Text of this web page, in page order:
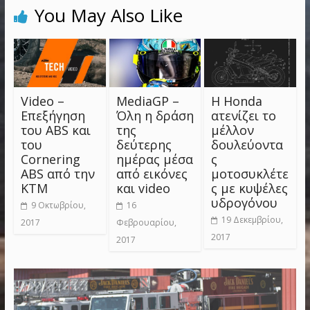
You May Also Like
Video –
Επεξήγηση
του ABS και
του
Cornering
ABS από την
KTM
9 Οκτωβρίου,
2017
MediaGP –
Όλη η δράση
της
δεύτερης
ημέρας μέσα
από εικόνες
και video
16
Φεβρουαρίου,
2017
Η Honda
ατενίζει το
μέλλον
δουλεύοντα
ς
μοτοσυκλέτε
ς με κυψέλες
υδρογόνου
19 Δεκεμβρίου,
2017